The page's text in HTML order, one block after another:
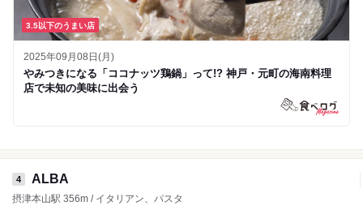
3.5以下のうまい店
2025年09月08日(月)
やみつきになる「ココナッツ鶏鍋」って!? 神戸・元町の海南料理
店で未知の美味に出会う
4 ALBA
摂津本山駅 356m / イタリアン、パスタ